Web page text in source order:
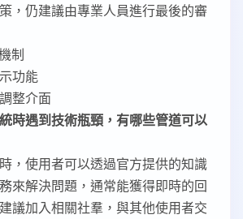
，仍建議由專業人員進行最後的審
制
功能
整介面
時遇到技術瓶頸，有哪些管道可以
，使用者可以透過官方提供的知識
來解決問題，通常能獲得即時的回
議加入相關社羣，與其他使用者交